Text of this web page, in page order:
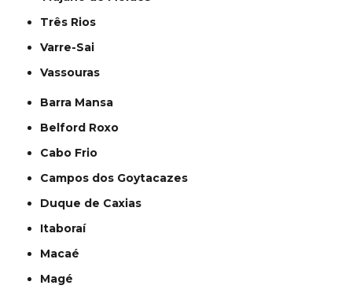
Três Rios
Varre-Sai
Vassouras
Barra Mansa
Belford Roxo
Cabo Frio
Campos dos Goytacazes
Duque de Caxias
Itaboraí
Macaé
Magé